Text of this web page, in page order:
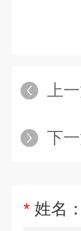
上
下一
* 姓名：